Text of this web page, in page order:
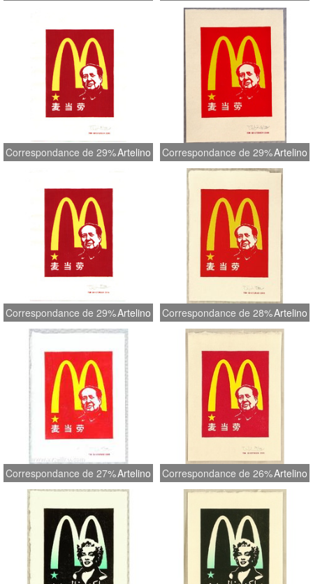
Correspondance de 29%Artelino Correspondance de 29%Artelino
Correspondance de 29%Artelino Correspondance de 28%Artelino
Correspondance de 27%Artelino Correspondance de 26%Artelino